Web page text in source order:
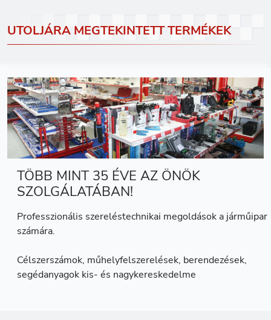
UTOLJÁRA MEGTEKINTETT TERMÉKEK
TÖBB MINT 35 ÉVE AZ ÖNÖK
SZOLGÁLATÁBAN!
Professzionális szereléstechnikai megoldások a járműipar
számára.
Célszerszámok, műhelyfelszerelések, berendezések,
segédanyagok kis- és nagykereskedelme